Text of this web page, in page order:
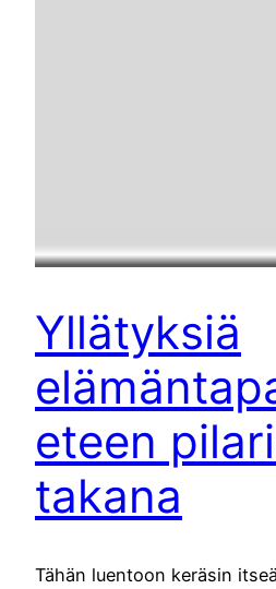
Yllätyksiä
eteen
takana
Tähän luentoon keräsin